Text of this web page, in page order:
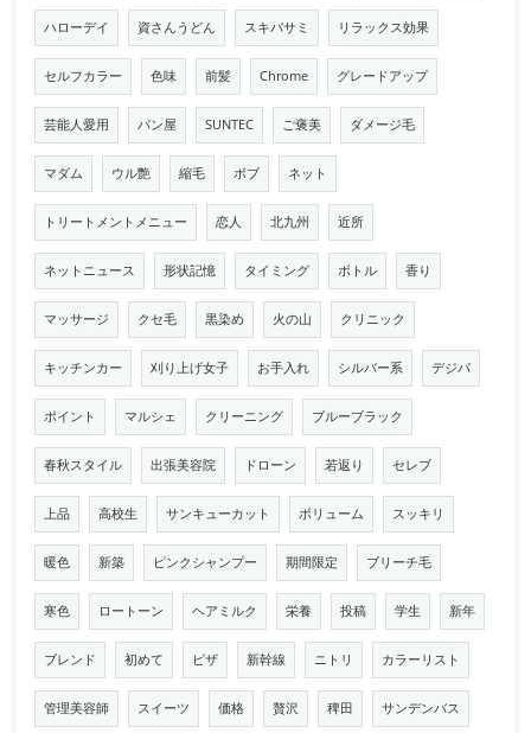
ハローデイ 資さんうどん スキバサミ リラックス効果
セルフカラー 色味 前髪 Chrome グレードアップ
芸能人愛用 パン屋 SUNTEC ご褒美 ダメージ毛
マダム ウル艶 縮毛 ボブ ネット
トリートメントメニュー 恋人 北九州 近所
ネットニュース 形状記憶 タイミング ボトル 香り
マッサージ クセ毛 黒染め 火の山 クリニック
キッチンカー 刈り上げ女子 お手入れ シルバー系 デジパ
ポイント マルシェ クリーニング ブルーブラック
春秋スタイル 出張美容院 ドローン 若返り セレブ
上品 高校生 サンキューカット ボリューム スッキリ
暖色 新築 ピンクシャンプー 期間限定 ブリーチ毛
寒色 ロートーン ヘアミルク 栄養 投稿 学生 新年
ブレンド 初めて ピザ 新幹線 ニトリ カラーリスト
管理美容師 スイーツ 価格 贅沢 稗田 サンデンバス